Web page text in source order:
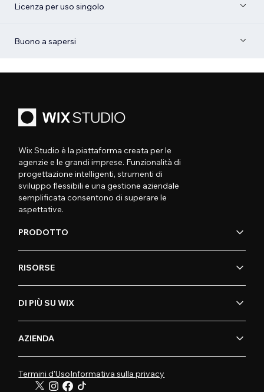
Licenza per uso singolo
Buono a sapersi
Wix Studio è la piattaforma creata per le
agenzie e le grandi imprese. Funzionalità di
progettazione intelligenti, strumenti di
sviluppo flessibili e una gestione aziendale
semplificata consentono di superare le
aspettative.
PRODOTTO
RISORSE
DI PIÙ SU WIX
AZIENDA
Termini d'UsoInformativa sulla privacy